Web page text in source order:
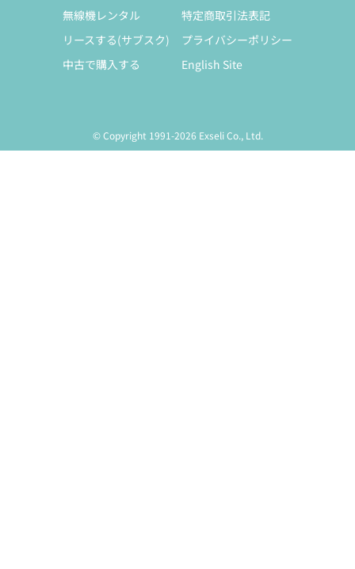
無線機レンタル
リースする(サブスク)
中古で購入する
特定商取引法表記
プライバシーポリシー
English Site
© Copyright 1991-2026 Exseli Co., Ltd.